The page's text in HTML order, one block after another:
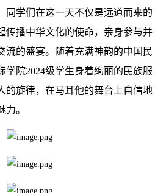
同学们在这一天不仅是远道而来的
传播中华文化的使命，亲身参与并
流的盛宴。随着充满神韵的中国民
学院2024级学生身着绚丽的民族服
的旋律，在马耳他的舞台上自信地
。